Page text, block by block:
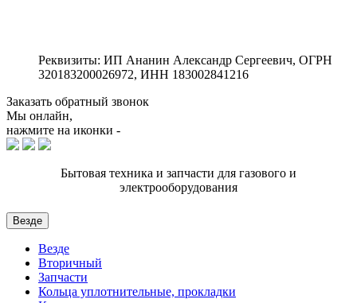
Реквизиты: ИП Ананин Александр Сергеевич, ОГРН
320183200026972, ИНН 183002841216
Заказать обратный звонок
Мы онлайн,
нажмите на иконки -
Бытовая техника и запчасти для газового и
электрооборудования
Везде
Везде
Вторичный
Запчасти
Кольца уплотнительные, прокладки